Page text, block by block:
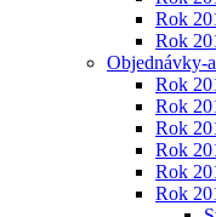
Rok
Rok
Objednávky-
Rok
Rok
Rok
Rok
Rok
Rok